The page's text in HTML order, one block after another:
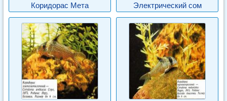
Коридорас Мета Электрический сом